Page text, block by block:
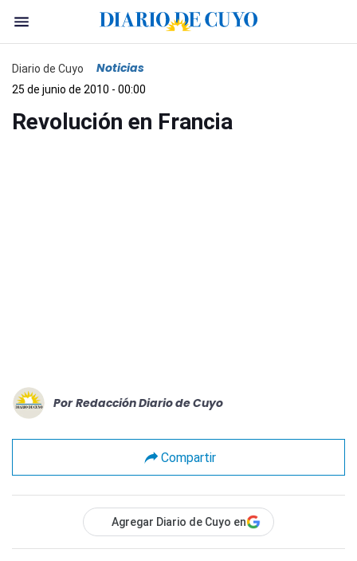
Diario de Cuyo Noticias
25 de junio de 2010 - 00:00
Revolución en Francia
Por Redacción Diario de Cuyo
Compartir
Agregar Diario de Cuyo en